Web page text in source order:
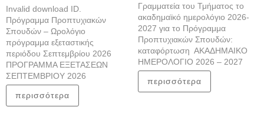
Invalid download ID.
Πρόγραμμα Προπτυχιακών
Σπουδών – Ωρολόγιο
πρόγραμμα εξεταστικής
περιόδου Σεπτεμβρίου 2026
ΠΡΟΓΡΑΜΜΑ ΕΞΕΤΑΣΕΩΝ
ΣΕΠΤΕΜΒΡΙΟΥ 2026
περισσότερα
Γραμματεία του Τμήματος το
ακαδημαϊκό ημερολόγιο 2026-
2027 για το Πρόγραμμα
Προπτυχιακών Σπουδών:
καταφόρτωση ΑΚΑΔΗΜΑΙΚΟ
ΗΜΕΡΟΛΟΓΙΟ 2026 – 2027
περισσότερα